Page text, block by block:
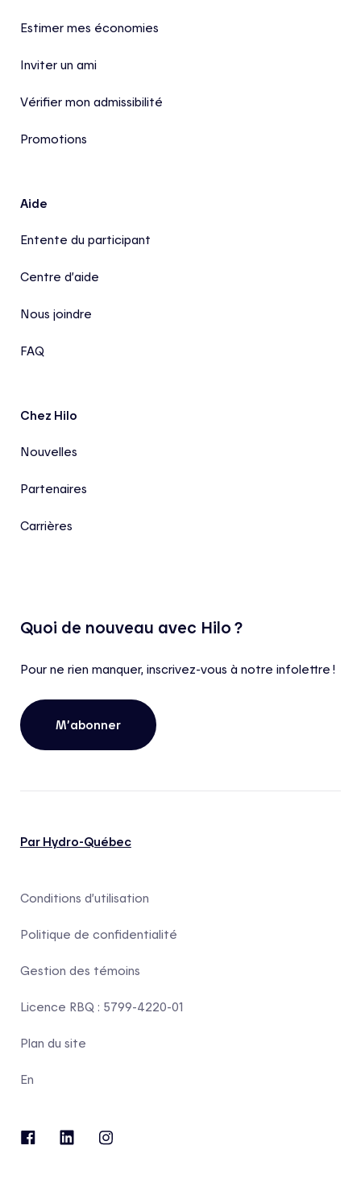
Estimer mes économies
Inviter un ami
Vérifier mon admissibilité
Promotions
Aide
Entente du participant
Centre d’aide
Nous joindre
FAQ
Chez Hilo
Nouvelles
Partenaires
Carrières
Quoi de nouveau avec Hilo ?
Pour ne rien manquer, inscrivez-vous à notre infolettre !
M’abonner
Par Hydro-Québec
Conditions d’utilisation
Politique de confidentialité
Gestion des témoins
Licence RBQ : 5799-4220-01
Plan du site
En